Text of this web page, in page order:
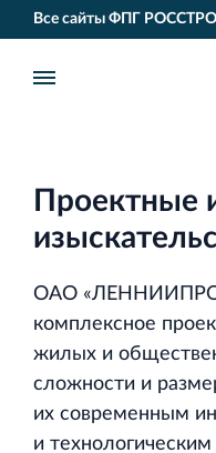
Все сайты ФПГ РОССТРО
Проектные
ОАО
комплексное
жилых и
сложности и
их современным
и